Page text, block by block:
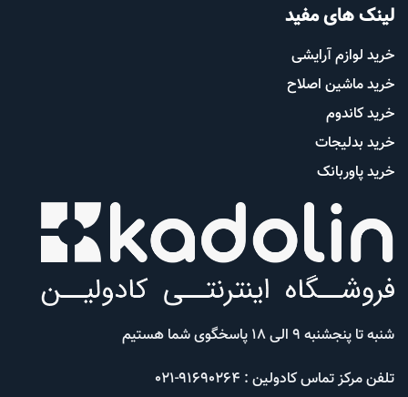
لینک های مفید
خرید لوازم آرایشی
خرید ماشین اصلاح
خرید کاندوم
خرید بدلیجات
خرید پاوربانک
شنبه تا پنجشنبه 9 الی 18 پاسخگوی شما هستیم
تلفن مرکز تماس کادولین : 91690264-021